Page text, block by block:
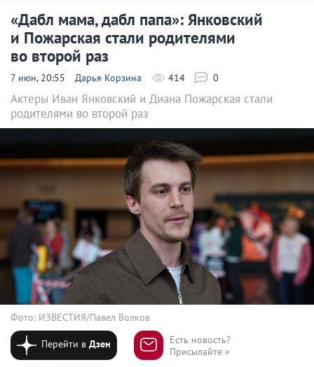
«Дабл мама, дабл папа»: Янковский
и Пожарская стали родителями
во второй раз
7 июн, 20:55 Дарья Корзина 414 0
Актеры Иван Янковский и Диана Пожарская стали
родителями во второй раз
Фото: ИЗВЕСТИЯ/Павел Волков
Перейти вДзен
Есть новость?
Присылайте »